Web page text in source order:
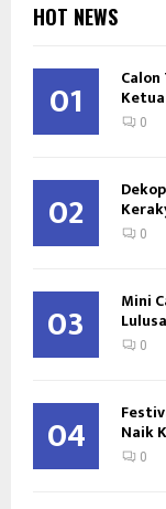
HOT NEWS
01 0
02 0
03 Mini
0
04 Naik
0